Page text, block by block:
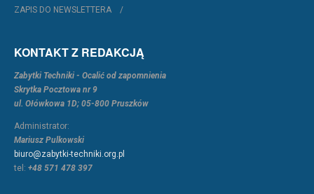
ZAPIS DO NEWSLETTERA
KONTAKT Z REDAKCJĄ
Zabytki Techniki - Ocalić od zapomnienia
Skrytka Pocztowa nr 9
ul. Ołówkowa 1D; 05-800 Pruszków
Administrator:
Mariusz Pulkowski
biuro@zabytki-techniki.org.pl
tel: +48 571 478 397